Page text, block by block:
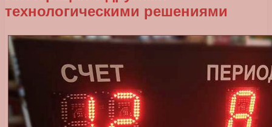
технологическими решениями